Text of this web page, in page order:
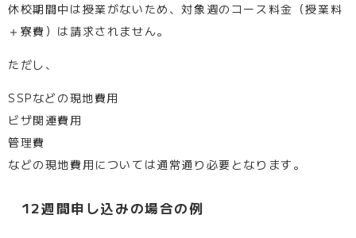
休校期間中は授業がないため、対象週のコース料金（授業料
＋寮費）は請求されません。
ただし、
SSPなどの現地費用
ビザ関連費用
管理費
などの現地費用については通常通り必要となります。
12週間申し込みの場合の例